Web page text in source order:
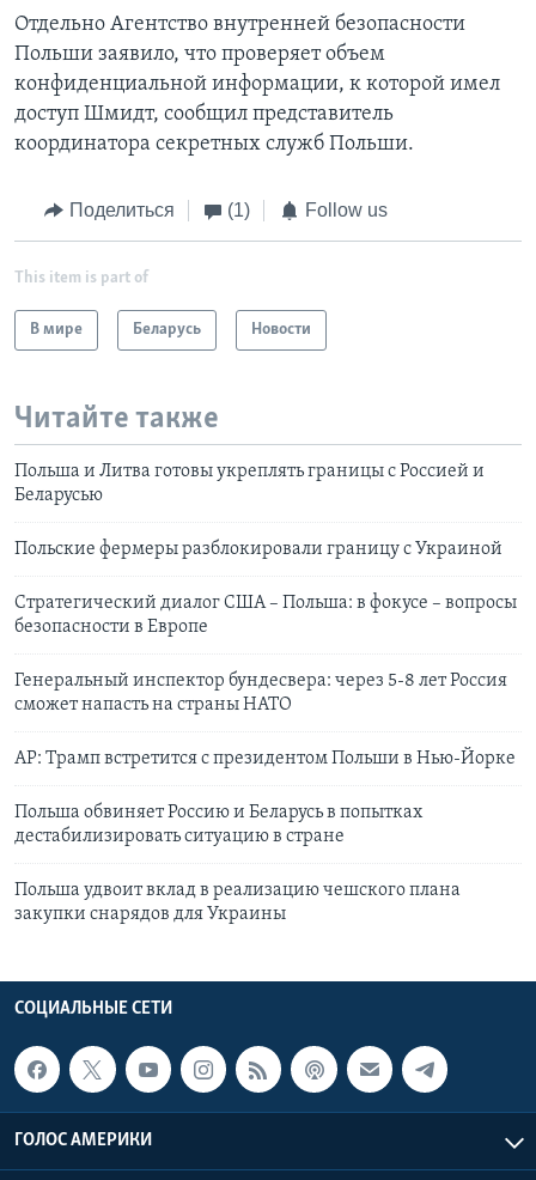
Отдельно Агентство внутренней безопасности
Польши заявило, что проверяет объем
конфиденциальной информации, к которой имел
доступ Шмидт, сообщил представитель
координатора секретных служб Польши.
Поделиться (1) Follow us
This item is part of
В мире Беларусь Новости
Читайте также
Польша и Литва готовы укреплять границы с Россией и
Беларусью
Польские фермеры разблокировали границу с Украиной
Стратегический диалог США – Польша: в фокусе – вопросы
безопасности в Европе
Генеральный инспектор бундесвера: через 5-8 лет Россия
сможет напасть на страны НАТО
AP: Трамп встретится с президентом Польши в Нью-Йорке
Польша обвиняет Россию и Беларусь в попытках
дестабилизировать ситуацию в стране
Польша удвоит вклад в реализацию чешского плана
закупки снарядов для Украины
СОЦИАЛЬНЫЕ СЕТИ
ГОЛОС АМЕРИКИ